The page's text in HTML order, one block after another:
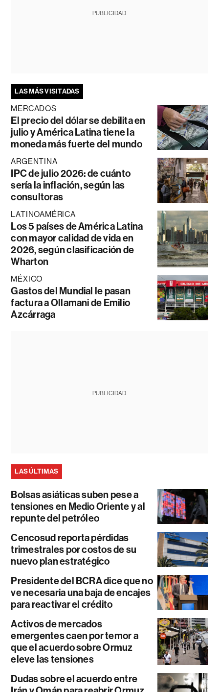
PUBLICIDAD
LAS MÁS VISITADAS
MERCADOS
El precio del dólar se debilita en
julio y América Latina tiene la
moneda más fuerte del mundo
ARGENTINA
IPC de julio 2026: de cuánto
sería la inflación, según las
consultoras
LATINOAMÉRICA
Los 5 países de América Latina
con mayor calidad de vida en
2026, según clasificación de
Wharton
MÉXICO
Gastos del Mundial le pasan
factura a Ollamani de Emilio
Azcárraga
PUBLICIDAD
LAS ÚLTIMAS
Bolsas asiáticas suben pese a
tensiones en Medio Oriente y al
repunte del petróleo
Cencosud reporta pérdidas
trimestrales por costos de su
nuevo plan estratégico
Presidente del BCRA dice que no
ve necesaria una baja de encajes
para reactivar el crédito
Activos de mercados
emergentes caen por temor a
que el acuerdo sobre Ormuz
eleve las tensiones
Dudas sobre el acuerdo entre